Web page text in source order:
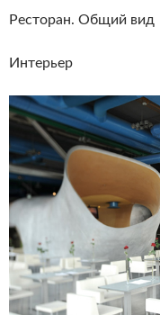
Ресторан. Общий вид
Интерьер